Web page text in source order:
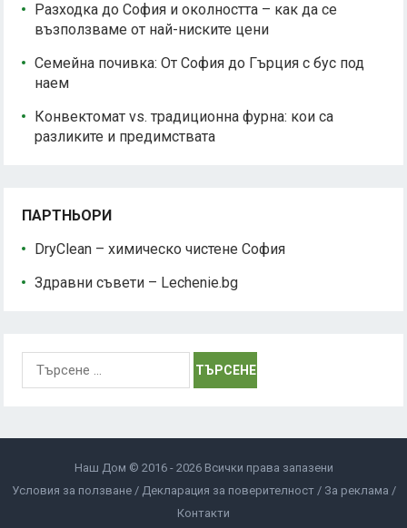
Разходка до София и околността – как да се
възползваме от най-ниските цени
Семейна почивка: От София до Гърция с бус под
наем
Конвектомат vs. традиционна фурна: кои са
разликите и предимствата
ПАРТНЬОРИ
DryClean – химическо чистене София
Здравни съвети – Lechenie.bg
Търсене
Наш Дом © 2016 - 2026 Всички права запазени
Условия за ползване
Декларация за поверителност
За реклама
Контакти